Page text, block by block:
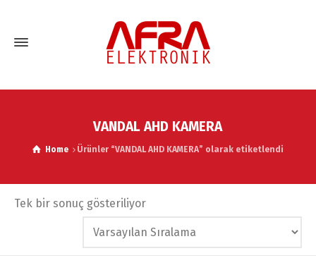
VANDAL AHD KAMERA
Home Ürünler “VANDAL AHD KAMERA” olarak etiketlendi
Tek bir sonuç gösteriliyor